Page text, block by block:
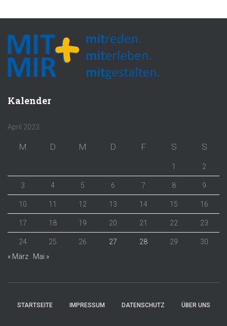
Kalender
April 2023
M D M D F S S
1 2
3 4 5 6 7 8 9
10 11 12 13 14 15 16
17 18 19 20 21 22 23
24 25 26 27 28 29
30
« März
Mai »
STARTSEITE IMPRESSUM DATENSCHUTZ ÜBER UNS